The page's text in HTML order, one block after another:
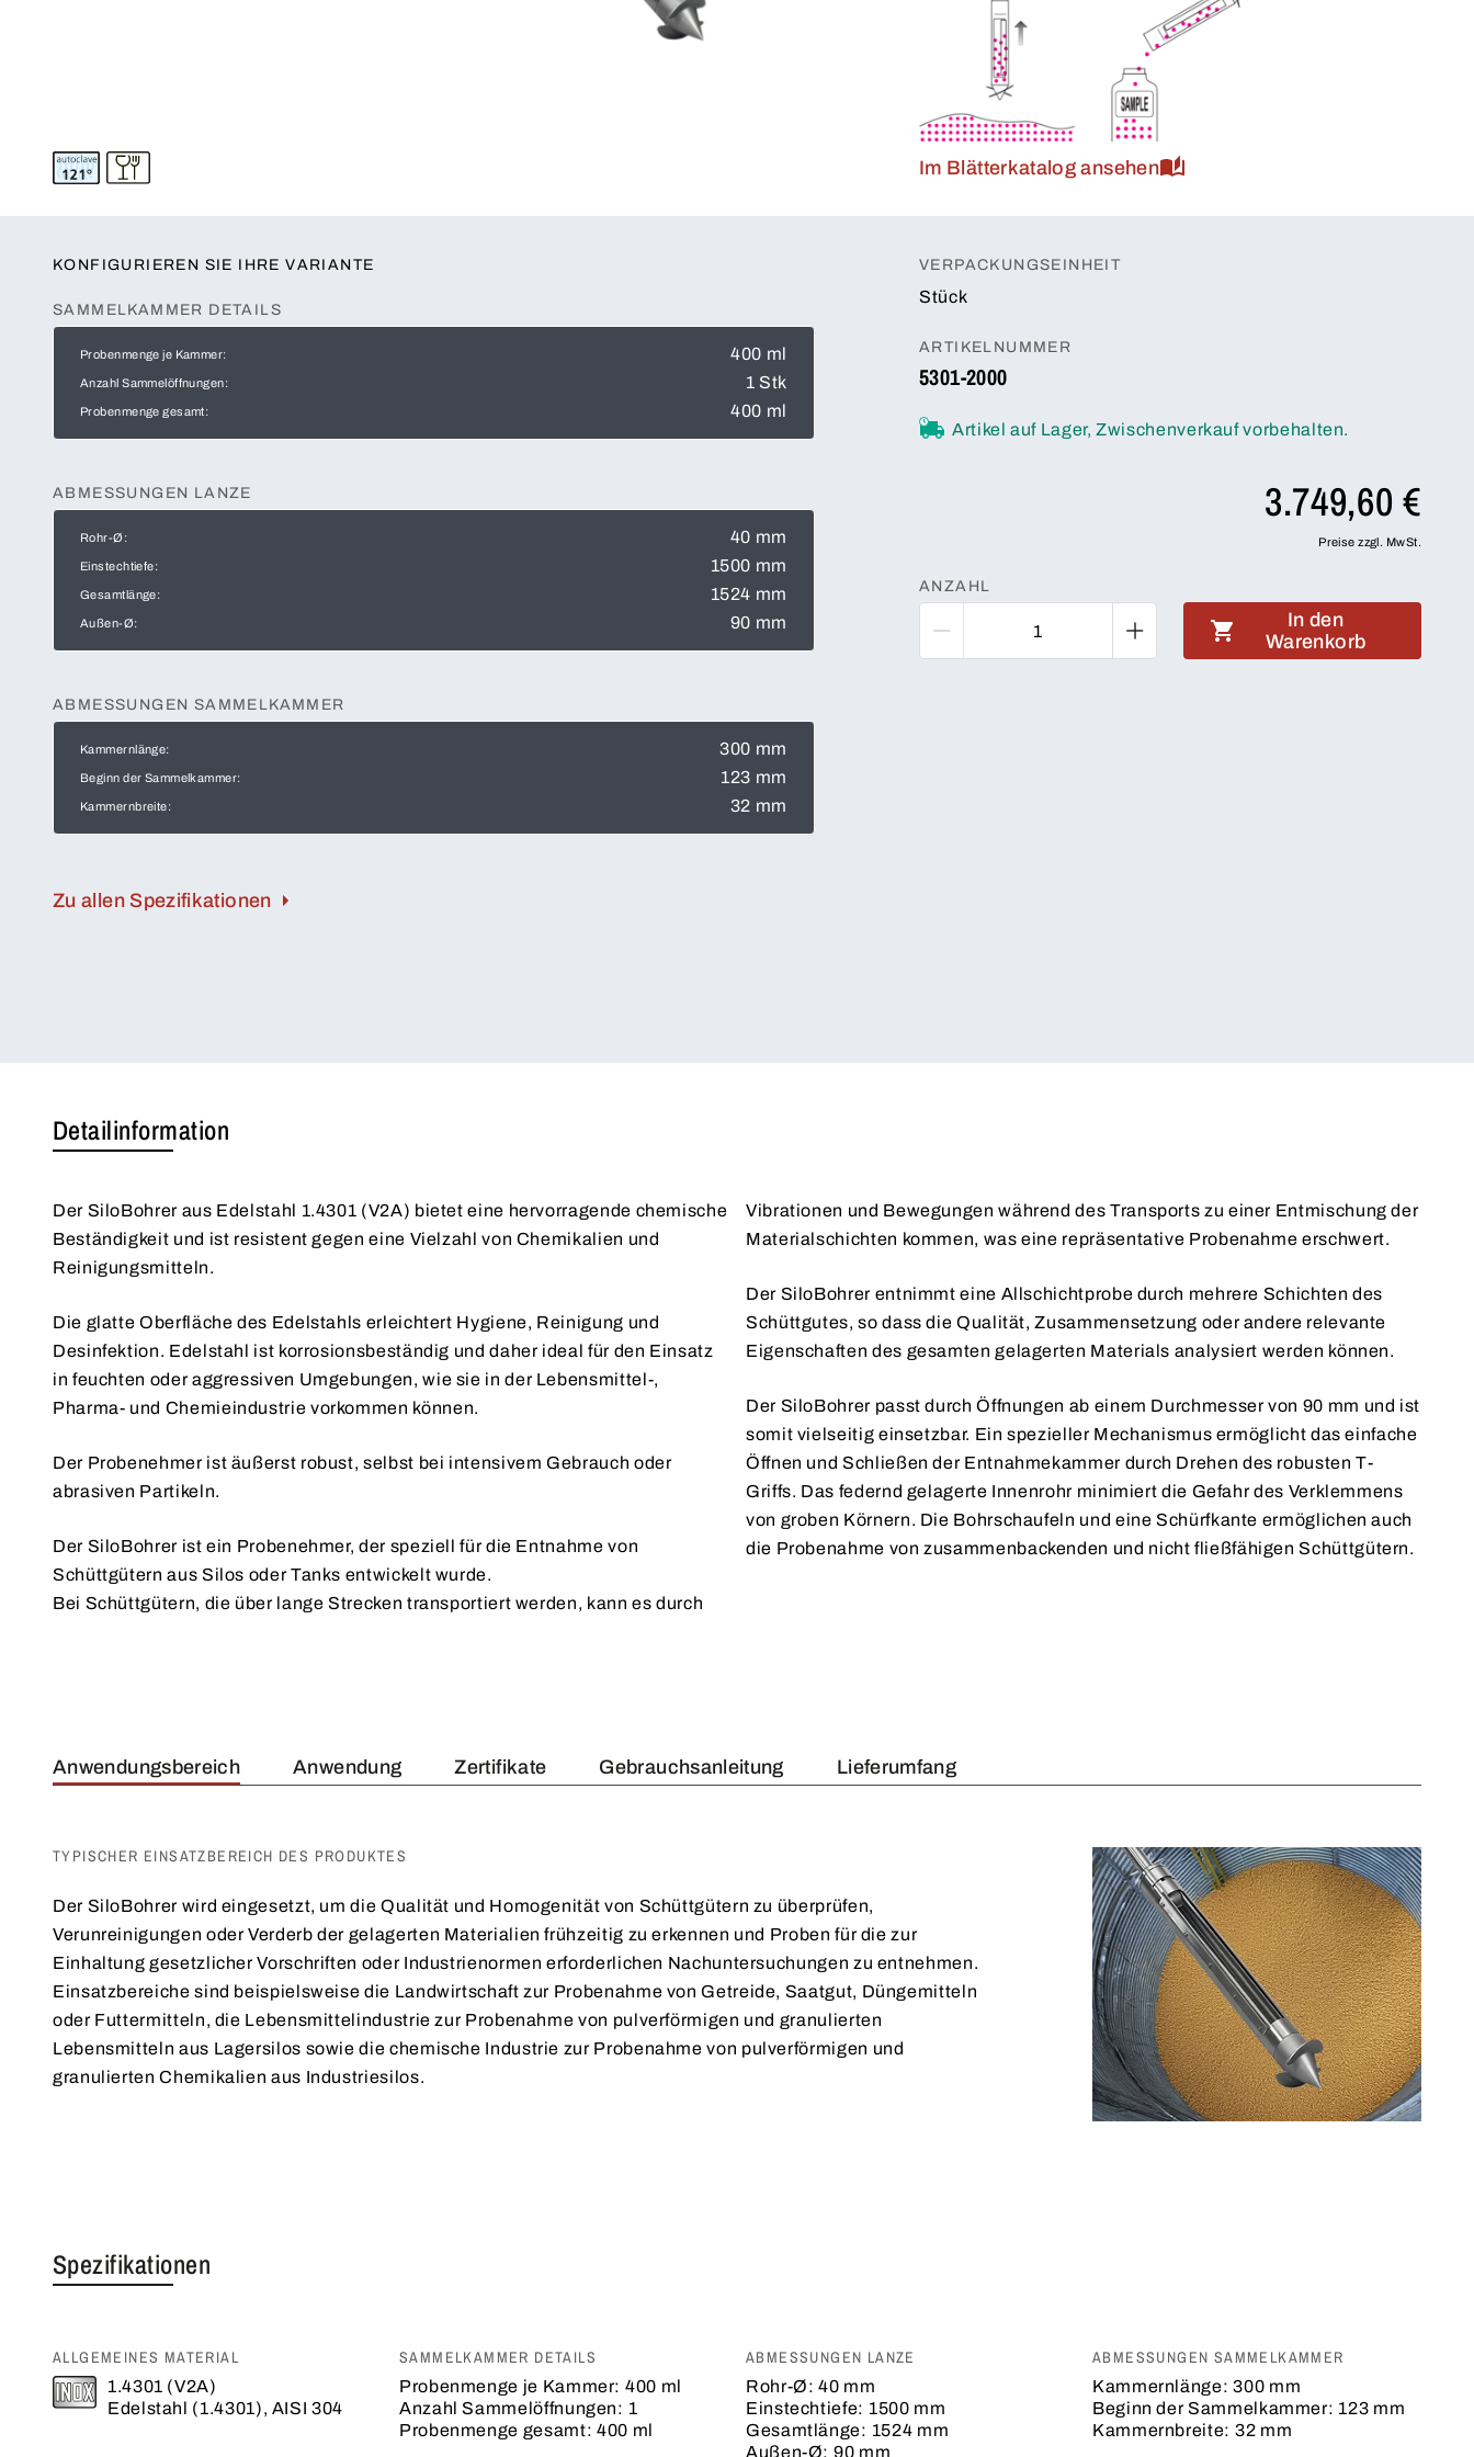
Im Blätterkatalog ansehen
KONFIGURIEREN SIE IHRE VARIANTE
SAMMELKAMMER DETAILS
Probenmenge je Kammer: 400 ml
Anzahl Sammelöffnungen: 1 Stk
Probenmenge gesamt: 400 ml
ABMESSUNGEN LANZE
Rohr-Ø: 40 mm
Einstechtiefe: 1500 mm
Gesamtlänge: 1524 mm
Außen-Ø: 90 mm
ABMESSUNGEN SAMMELKAMMER
Kammernlänge: 300 mm
Beginn der Sammelkammer: 123 mm
Kammernbreite: 32 mm
Zu allen Spezifikationen
VERPACKUNGSEINHEIT
Stück
ARTIKELNUMMER
5301-2000
Artikel auf Lager, Zwischenverkauf vorbehalten.
3.749,60 €
Preise zzgl. MwSt.
ANZAHL
In den
Warenkorb
Detailinformation
Der SiloBohrer aus Edelstahl 1.4301 (V2A) bietet eine hervorragende chemische
Beständigkeit und ist resistent gegen eine Vielzahl von Chemikalien und
Reinigungsmitteln.
Die glatte Oberfläche des Edelstahls erleichtert Hygiene, Reinigung und
Desinfektion. Edelstahl ist korrosionsbeständig und daher ideal für den Einsatz
in feuchten oder aggressiven Umgebungen, wie sie in der Lebensmittel-,
Pharma- und Chemieindustrie vorkommen können.
Der Probenehmer ist äußerst robust, selbst bei intensivem Gebrauch oder
abrasiven Partikeln.
Der SiloBohrer ist ein Probenehmer, der speziell für die Entnahme von
Schüttgütern aus Silos oder Tanks entwickelt wurde.
Bei Schüttgütern, die über lange Strecken transportiert werden, kann es durch
Vibrationen und Bewegungen während des Transports zu einer Entmischung der
Materialschichten kommen, was eine repräsentative Probenahme erschwert.
Der SiloBohrer entnimmt eine Allschichtprobe durch mehrere Schichten des
Schüttgutes, so dass die Qualität, Zusammensetzung oder andere relevante
Eigenschaften des gesamten gelagerten Materials analysiert werden können.
Der SiloBohrer passt durch Öffnungen ab einem Durchmesser von 90 mm und ist
somit vielseitig einsetzbar. Ein spezieller Mechanismus ermöglicht das einfache
Öffnen und Schließen der Entnahmekammer durch Drehen des robusten T-
Griffs. Das federnd gelagerte Innenrohr minimiert die Gefahr des Verklemmens
von groben Körnern. Die Bohrschaufeln und eine Schürfkante ermöglichen auch
die Probenahme von zusammenbackenden und nicht fließfähigen Schüttgütern.
Anwendungsbereich Anwendung Zertifikate Gebrauchsanleitung Lieferumfang
TYPISCHER EINSATZBEREICH DES PRODUKTES
Der SiloBohrer wird eingesetzt, um die Qualität und Homogenität von Schüttgütern zu überprüfen,
Verunreinigungen oder Verderb der gelagerten Materialien frühzeitig zu erkennen und Proben für die zur
Einhaltung gesetzlicher Vorschriften oder Industrienormen erforderlichen Nachuntersuchungen zu entnehmen.
Einsatzbereiche sind beispielsweise die Landwirtschaft zur Probenahme von Getreide, Saatgut, Düngemitteln
oder Futtermitteln, die Lebensmittelindustrie zur Probenahme von pulverförmigen und granulierten
Lebensmitteln aus Lagersilos sowie die chemische Industrie zur Probenahme von pulverförmigen und
granulierten Chemikalien aus Industriesilos.
Spezifikationen
ALLGEMEINES MATERIAL
1.4301 (V2A)
Edelstahl (1.4301), AISI 304
SAMMELKAMMER DETAILS
Probenmenge je Kammer: 400 ml
Anzahl Sammelöffnungen: 1
Probenmenge gesamt: 400 ml
ABMESSUNGEN LANZE
Rohr-Ø: 40 mm
Einstechtiefe: 1500 mm
Gesamtlänge: 1524 mm
Außen-Ø: 90 mm
ABMESSUNGEN SAMMELKAMMER
Kammernlänge: 300 mm
Beginn der Sammelkammer: 123 mm
Kammernbreite: 32 mm